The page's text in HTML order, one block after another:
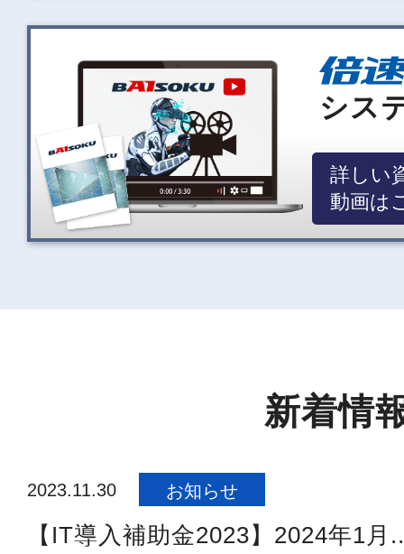
シス
詳しい
動画は
新着情
2023.11.30 お知らせ
【IT導入補助金2023】2024年1月